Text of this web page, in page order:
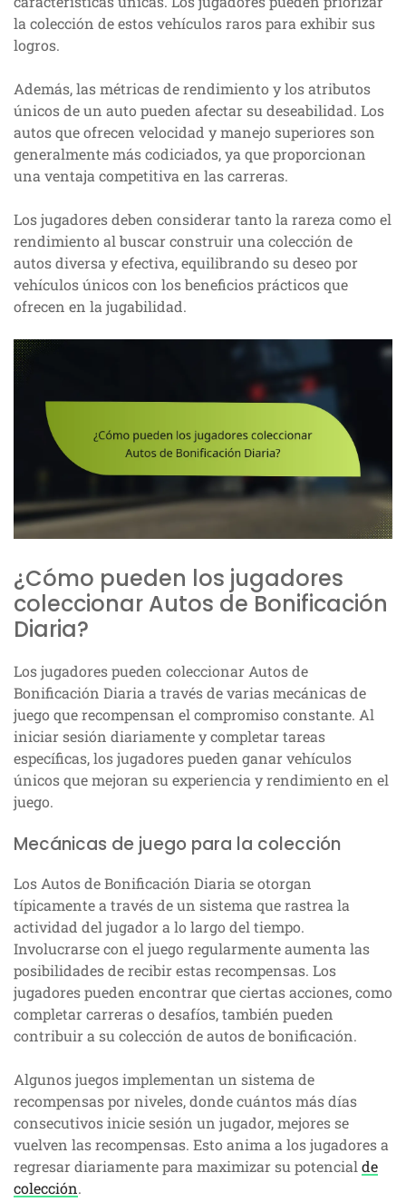
la colección de estos vehículos raros para exhibir sus
logros.
Además, las métricas de rendimiento y los atributos
únicos de un auto pueden afectar su deseabilidad. Los
autos que ofrecen velocidad y manejo superiores son
generalmente más codiciados, ya que proporcionan
una ventaja competitiva en las carreras.
Los jugadores deben considerar tanto la rareza como el
rendimiento al buscar construir una colección de
autos diversa y efectiva, equilibrando su deseo por
vehículos únicos con los beneficios prácticos que
ofrecen en la jugabilidad.
¿Cómo pueden los jugadores
coleccionar Autos de Bonificación
Diaria?
Los jugadores pueden coleccionar Autos de
Bonificación Diaria a través de varias mecánicas de
juego que recompensan el compromiso constante. Al
iniciar sesión diariamente y completar tareas
específicas, los jugadores pueden ganar vehículos
únicos que mejoran su experiencia y rendimiento en el
juego.
Mecánicas de juego para la colección
Los Autos de Bonificación Diaria se otorgan
típicamente a través de un sistema que rastrea la
actividad del jugador a lo largo del tiempo.
Involucrarse con el juego regularmente aumenta las
posibilidades de recibir estas recompensas. Los
jugadores pueden encontrar que ciertas acciones, como
completar carreras o desafíos, también pueden
contribuir a su colección de autos de bonificación.
Algunos juegos implementan un sistema de
recompensas por niveles, donde cuántos más días
consecutivos inicie sesión un jugador, mejores se
vuelven las recompensas. Esto anima a los jugadores a
regresar diariamente para maximizar su potencial de
colección.